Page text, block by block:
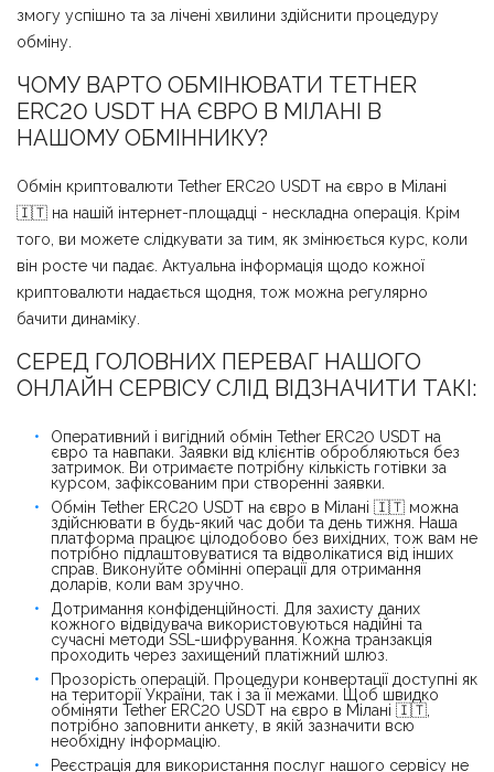
змогу успішно та за лічені хвилини здійснити процедуру
обміну.
ЧОМУ ВАРТО ОБМІНЮВАТИ TETHER
ERC20 USDT НА ЄВРО В МІЛАНІ В
НАШОМУ ОБМІННИКУ?
Обмін криптовалюти Tether ERC20 USDT на євро в Мілані
🇮🇹 на нашій інтернет-площадці - нескладна операція. Крім
того, ви можете слідкувати за тим, як змінюється курс, коли
він росте чи падає. Актуальна інформація щодо кожної
криптовалюти надається щодня, тож можна регулярно
бачити динаміку.
СЕРЕД ГОЛОВНИХ ПЕРЕВАГ НАШОГО
ОНЛАЙН СЕРВІСУ СЛІД ВІДЗНАЧИТИ ТАКІ:
Оперативний і вигідний обмін Tether ERC20 USDT на
євро та навпаки. Заявки від клієнтів обробляються без
затримок. Ви отримаєте потрібну кількість готівки за
курсом, зафіксованим при створенні заявки.
Обмін Tether ERC20 USDT на євро в Мілані 🇮🇹 можна
здійснювати в будь-який час доби та день тижня. Наша
платформа працює цілодобово без вихідних, тож вам не
потрібно підлаштовуватися та відволікатися від інших
справ. Виконуйте обмінні операції для отримання
доларів, коли вам зручно.
Дотримання конфіденційності. Для захисту даних
кожного відвідувача використовуються надійні та
сучасні методи SSL-шифрування. Кожна транзакція
проходить через захищений платіжний шлюз.
Прозорість операцій. Процедури конвертації доступні як
на території України, так і за її межами. Щоб швидко
обміняти Tether ERC20 USDT на євро в Мілані 🇮🇹,
потрібно заповнити анкету, в якій зазначити всю
необхідну інформацію.
Реєстрація для використання послуг нашого сервісу не